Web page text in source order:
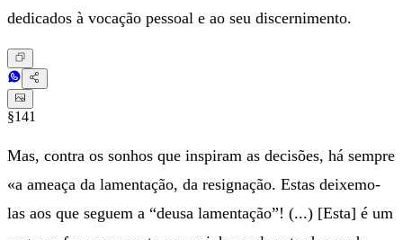
dedicados à vocação pessoal e ao seu discernimento.
§141
Mas, contra os sonhos que inspiram as decisões, há sempre
«a ameaça da lamentação, da resignação. Estas deixemo-
las aos que seguem a “deusa lamentação”! (...) [Esta] é um